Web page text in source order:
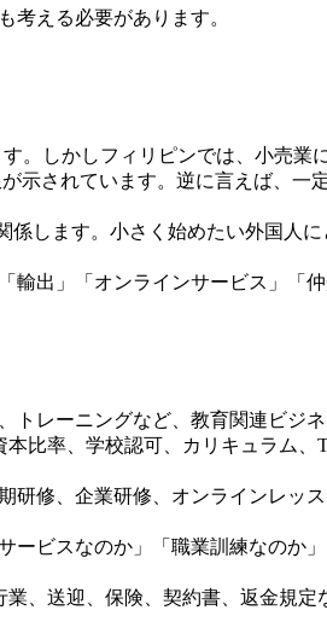
考える必要があります。
しかしフィリピンでは、小売業
示されています。逆に言えば、一
します。小さく始めたい外国人
出」「オンラインサービス」「
レーニングなど、教育関連ビジ
比率、学校認可、カリキュラム、
修、企業研修、オンラインレッ
ビスなのか」「職業訓練なのか
、送迎、保険、契約書、返金規